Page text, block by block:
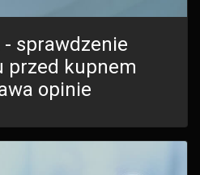
- sprawdzenie
przed kupnem
opinie